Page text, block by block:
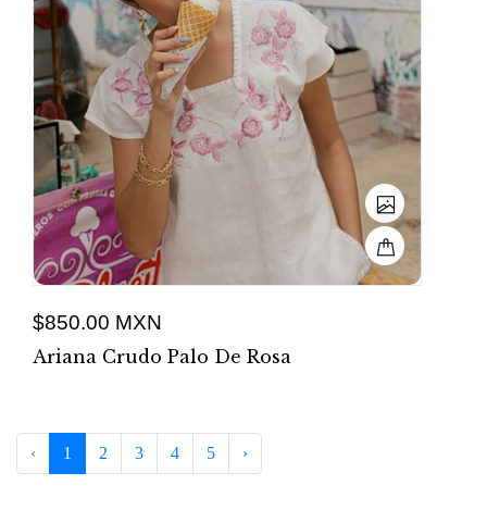
$850.00 MXN
Ariana Crudo Palo De Rosa
‹ 1 2 3 4 5 ›